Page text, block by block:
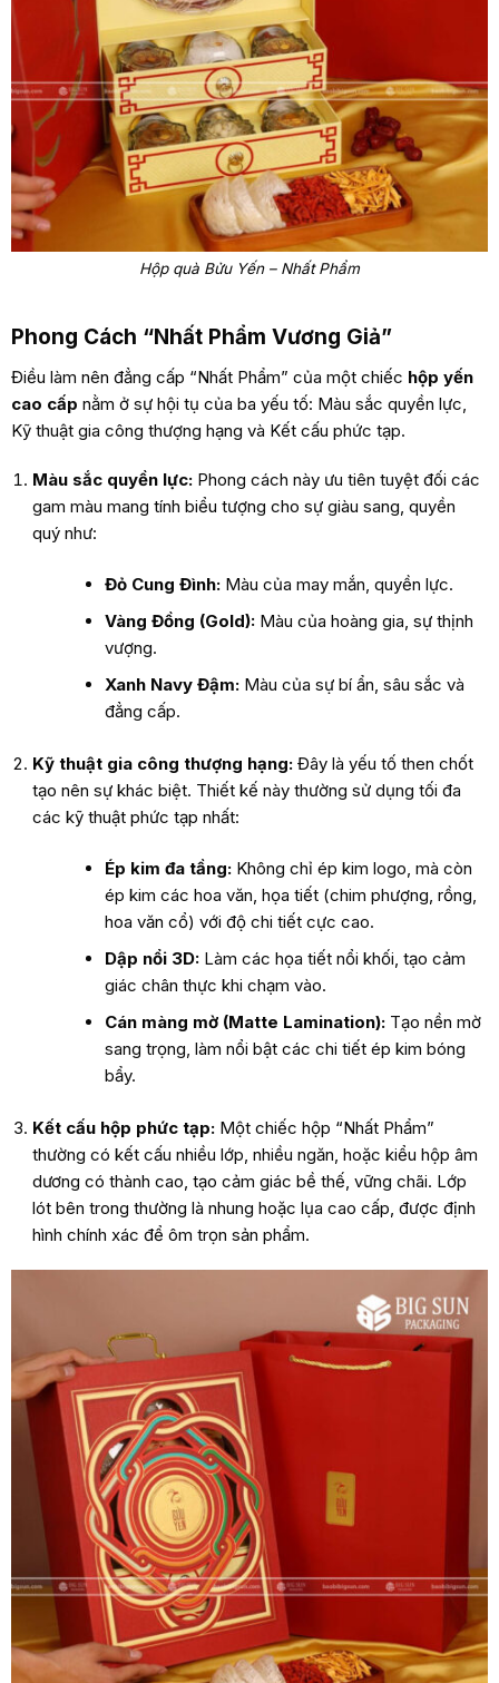
Hộp quà Bửu Yến – Nhất Phẩm
Phong Cách “Nhất Phẩm Vương Giả”
Điều làm nên đẳng cấp “Nhất Phẩm” của một chiếc hộp yến
cao cấp nằm ở sự hội tụ của ba yếu tố: Màu sắc quyền lực,
Kỹ thuật gia công thượng hạng và Kết cấu phức tạp.
Màu sắc quyền lực: Phong cách này ưu tiên tuyệt đối các
gam màu mang tính biểu tượng cho sự giàu sang, quyền
quý như:
Đỏ Cung Đình:Màu của may mắn, quyền lực.
Vàng Đồng (Gold):Màu của hoàng gia, sự thịnh
vượng.
Xanh Navy Đậm:Màu của sự bí ẩn, sâu sắc và
đẳng cấp.
Kỹ thuật gia công thượng hạng: Đây là yếu tố then chốt
tạo nên sự khác biệt. Thiết kế này thường sử dụng tối đa
các kỹ thuật phức tạp nhất:
Ép kim đa tầng:Không chỉ ép kim logo, mà còn
ép kim các hoa văn, họa tiết (chim phượng, rồng,
hoa văn cổ) với độ chi tiết cực cao.
Dập nổi 3D:Làm các họa tiết nổi khối, tạo cảm
giác chân thực khi chạm vào.
Cán màng mờ (Matte Lamination):Tạo nền mờ
sang trọng, làm nổi bật các chi tiết ép kim bóng
bẩy.
Kết cấu hộp phức tạp: Một chiếc hộp “Nhất Phẩm”
thường có kết cấu nhiều lớp, nhiều ngăn, hoặc kiểu hộp âm
dương có thành cao, tạo cảm giác bề thế, vững chãi. Lớp
lót bên trong thường là nhung hoặc lụa cao cấp, được định
hình chính xác để ôm trọn sản phẩm.